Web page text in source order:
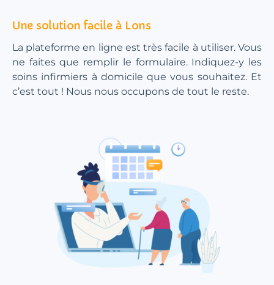
Une solution facile à Lons
La plateforme en ligne est très facile à utiliser. Vous
ne faites que remplir le formulaire. Indiquez-y les
soins infirmiers à domicile que vous souhaitez. Et
c’est tout ! Nous nous occupons de tout le reste.